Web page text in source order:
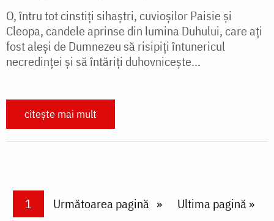
O, întru tot cinstiți sihaștri, cuvioșilor Paisie și
Cleopa, candele aprinse din lumina Duhului, care ați
fost aleși de Dumnezeu să risipiți întunericul
necredinței și să întăriți duhovnicește...
citește mai mult
PaginareCurrent page
1 Next page
Următoarea pagină Last page
Ultima pagină »